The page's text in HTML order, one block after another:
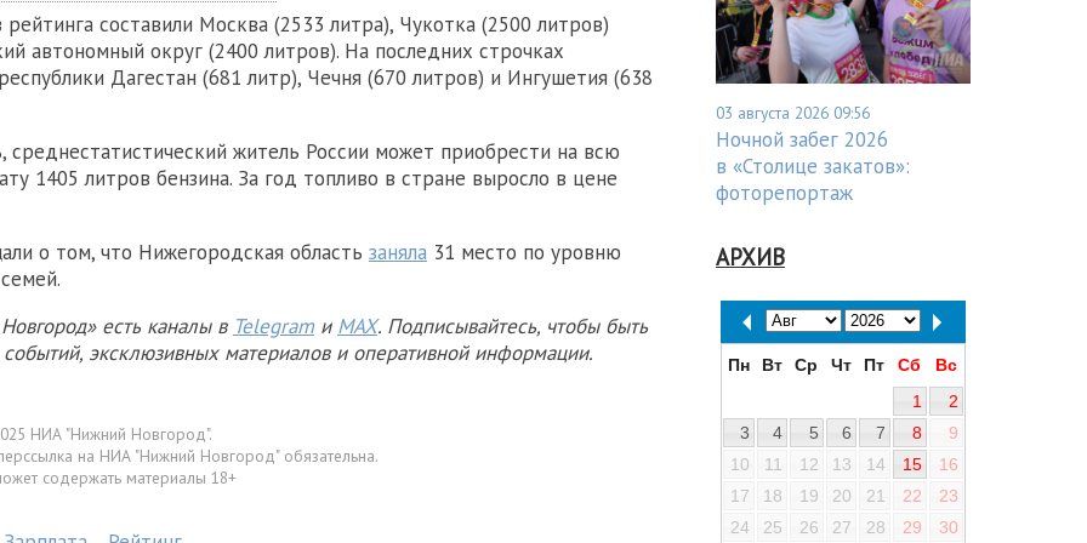
составили Москва (2533 литра), Чукотка (2500 литров)
автономный округ (2400 литров). На последних строчках
Дагестан (681 литр), Чечня (670 литров) и Ингушетия (638
житель России может приобрести на всю
1405 литров бензина. За год топливо в стране выросло в цене
о том, что Нижегородская область заняла 31 место по уровню
есть каналы в Telegram и MAX. Подписывайтесь, чтобы быть
эксклюзивных материалов и оперативной информации.
НИА "Нижний Новгород".
на НИА "Нижний Новгород" обязательна.
содержать материалы 18+
03 августа 2026 09:56
Ночной забег 2026
в «Столице закатов»:
фоторепортаж
АРХИВ
Пн Вт Ср Чт Пт Сб
Вс
1
2
3
4 5 6 7 8
9
10
11 12 13 14 15
16
17
18 19 20 21 22
23
24
25 26 27 28 29 30